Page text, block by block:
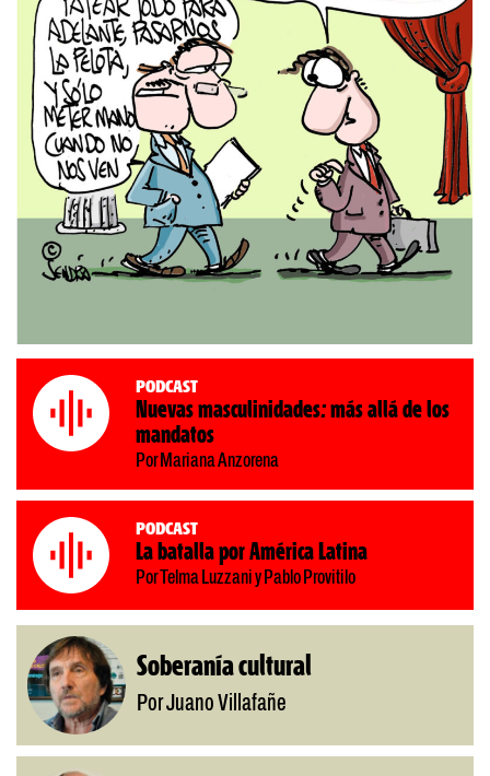
Podcast
Nuevas masculinidades: más allá de los
mandatos
Por Mariana Anzorena
Podcast
La batalla por América Latina
Por Telma Luzzani y Pablo Provitilo
Soberanía cultural
Por Juano Villafañe